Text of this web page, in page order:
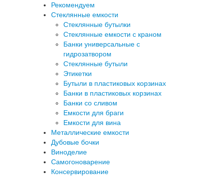
Рекомендуем
Стеклянные емкости
Стеклянные бутылки
Стеклянные емкости с краном
Банки универсальные с
гидрозатвором
Стеклянные бутыли
Этикетки
Бутыли в пластиковых корзинах
Банки в пластиковых корзинах
Банки со сливом
Емкости для браги
Емкости для вина
Металлические емкости
Дубовые бочки
Виноделие
Самогоноварение
Консервирование